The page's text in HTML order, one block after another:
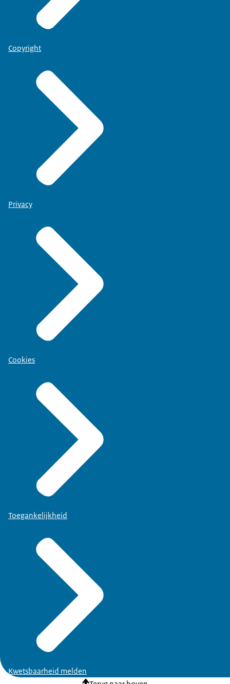
Copyright
Privacy
Cookies
Toegankelijkheid
Kwetsbaarheid melden